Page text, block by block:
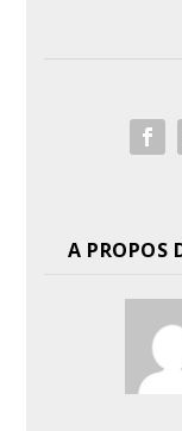
A PROPOS